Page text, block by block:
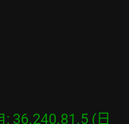
36.240.81.5 (日